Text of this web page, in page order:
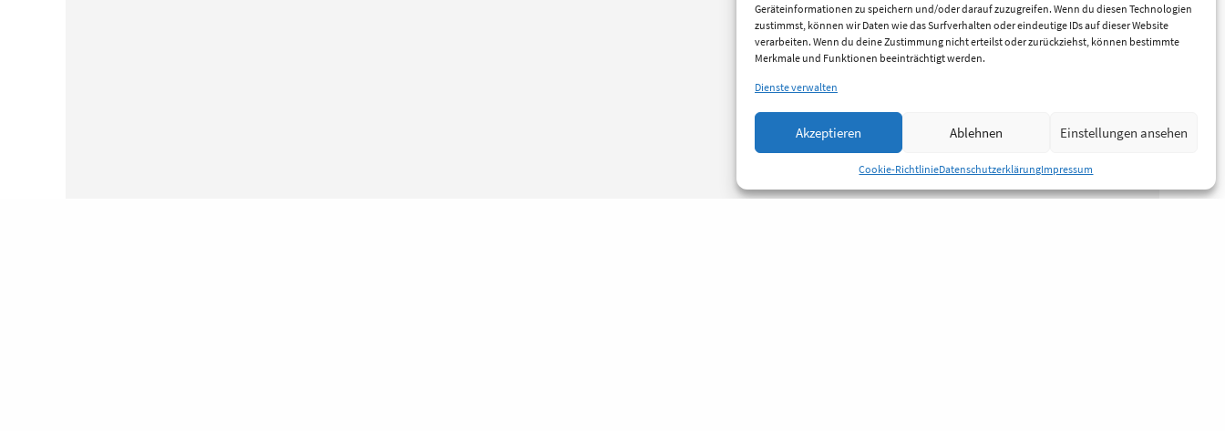
Geräteinformationen zu speichern und/oder darauf zuzugreifen. Wenn du diesen Technologien
zustimmst, können wir Daten wie das Surfverhalten oder eindeutige IDs auf dieser Website
verarbeiten. Wenn du deine Zustimmung nicht erteilst oder zurückziehst, können bestimmte
Merkmale und Funktionen beeinträchtigt werden.
Dienste verwalten
Akzeptieren Ablehnen Einstellungen ansehen
Cookie-RichtlinieDatenschutzerklärungImpressum